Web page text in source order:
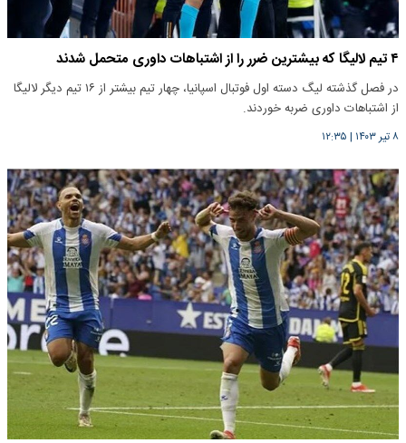
۴ تیم لالیگا که بیشترین ضرر را از اشتباهات داوری متحمل شدند
در فصل گذشته لیگ دسته اول فوتبال اسپانیا، چهار تیم بیشتر از ۱۶ تیم دیگر لالیگا
از اشتباهات داوری ضربه خوردند.
۸ تیر ۱۴۰۳ | ۱۲:۳۵